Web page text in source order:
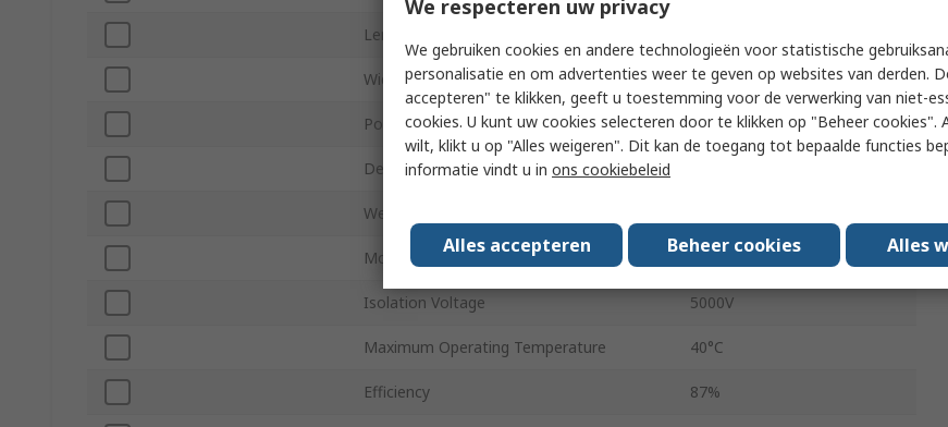
Length
Width 61mm
Power 50VA
Depth
Weight
Mount Type Through Hole
Isolation Voltage 5000V
Maximum Operating Temperature 40°C
Efficiency 87%
We respecteren uw privacy
We gebruiken cookies en andere technologieën voor statistische
personalisatie en om advertenties weer te geven op websites van derden.
accepteren" te klikken, geeft u toestemming voor de verwerking van niet-
cookies. U kunt uw cookies selecteren door te klikken op "Beheer cookies".
wilt, klikt u op "Alles weigeren". Dit kan de toegang tot bepaalde functies
informatie vindt u in ons cookiebeleid
Alles accepteren Beheer cookies Alles